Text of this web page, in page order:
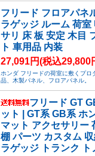
フリード フロアパネ
ラゲッジ ルーム 荷室
サリ 床 板 安定 木目
ト 車用品 内装
27,091円(税込29,800
ホンダ フリードの荷室に敷くプロ
品、木製パネル、フロアパネル。
フリード GT
ット | GT系 GB系 ホ
マット アクセサリー
棚 パーツ カスタム
ラゲッジ トランク ト